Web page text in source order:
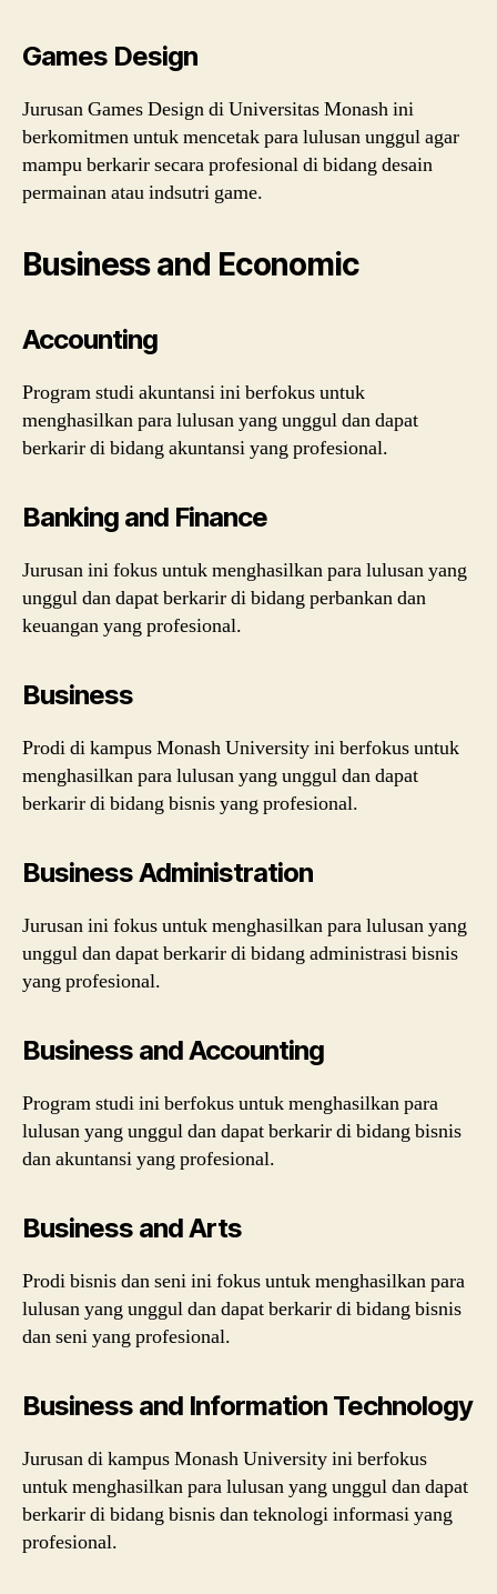
Games Design
Jurusan Games Design di Universitas Monash ini
berkomitmen untuk mencetak para lulusan unggul agar
mampu berkarir secara profesional di bidang desain
permainan atau indsutri game.
Business and Economic
Accounting
Program studi akuntansi ini berfokus untuk
menghasilkan para lulusan yang unggul dan dapat
berkarir di bidang akuntansi yang profesional.
Banking and Finance
Jurusan ini fokus untuk menghasilkan para lulusan yang
unggul dan dapat berkarir di bidang perbankan dan
keuangan yang profesional.
Business
Prodi di kampus Monash University ini berfokus untuk
menghasilkan para lulusan yang unggul dan dapat
berkarir di bidang bisnis yang profesional.
Business Administration
Jurusan ini fokus untuk menghasilkan para lulusan yang
unggul dan dapat berkarir di bidang administrasi bisnis
yang profesional.
Business and Accounting
Program studi ini berfokus untuk menghasilkan para
lulusan yang unggul dan dapat berkarir di bidang bisnis
dan akuntansi yang profesional.
Business and Arts
Prodi bisnis dan seni ini fokus untuk menghasilkan para
lulusan yang unggul dan dapat berkarir di bidang bisnis
dan seni yang profesional.
Business and Information Technology
Jurusan di kampus Monash University ini berfokus
untuk menghasilkan para lulusan yang unggul dan dapat
berkarir di bidang bisnis dan teknologi informasi yang
profesional.